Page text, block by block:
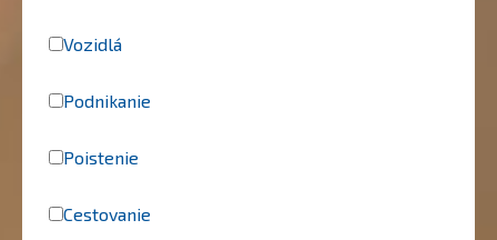
Vozidlá
Podnikanie
Poistenie
Cestovanie